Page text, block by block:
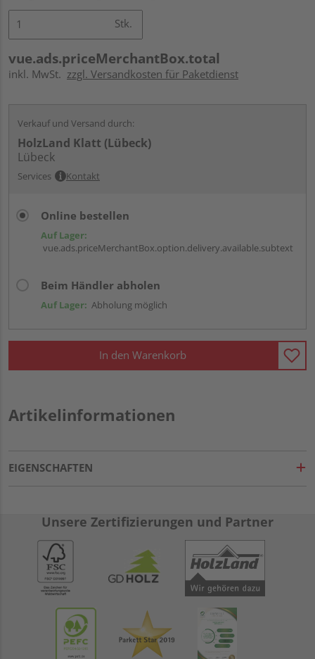
Stk.
vue.ads.priceMerchantBox.total
inkl. MwSt. zzgl. Versandkosten für Paketdienst
Verkauf und Versand durch:
HolzLand Klatt (Lübeck)
Lübeck
Services Kontakt
Online bestellen
Auf Lager:
vue.ads.priceMerchantBox.option.delivery.available.subtext
Beim Händler abholen
Auf Lager: Abholung möglich
In den Warenkorb
Artikelinformationen
EIGENSCHAFTEN
Unsere Zertifizierungen und Partner